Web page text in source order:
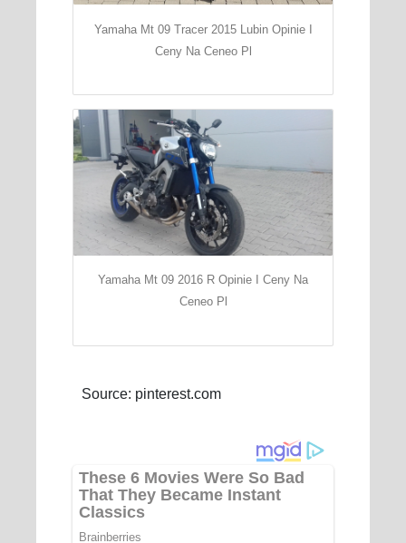
Yamaha Mt 09 Tracer 2015 Lubin Opinie I
Ceny Na Ceneo Pl
Yamaha Mt 09 2016 R Opinie I Ceny Na
Ceneo Pl
Source: pinterest.com